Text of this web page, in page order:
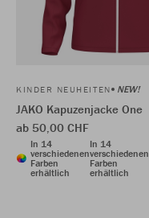
KINDER NEUHEITEN NEW!
JAKO Kapuzenjacke One
ab 50,00 CHF
In 14
verschiedenen
Farben
erhältlich
In 14
verschiedenen
Farben
erhältlich